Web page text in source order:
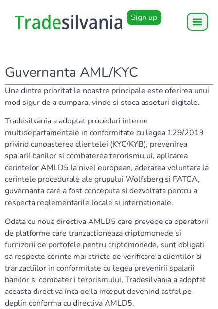
Sign up
Guvernanta AML/KYC
Una dintre prioritatile noastre principale este oferirea unui
mod sigur de a cumpara, vinde si stoca asseturi digitale.
Tradesilvania a adoptat proceduri interne
multidepartamentale in conformitate cu legea 129/2019
privind cunoasterea clientelei (KYC/KYB), prevenirea
spalarii banilor si combaterea terorismului, aplicarea
cerintelor AMLD5 la nivel european, aderarea voluntara la
cerintele procedurale ale grupului Wolfsberg si FATCA,
guvernanta care a fost conceputa si dezvoltata pentru a
respecta reglementarile locale si internationale.
Odata cu noua directiva AMLD5 care prevede ca operatorii
de platforme care tranzactioneaza criptomonede si
furnizorii de portofele pentru criptomonede, sunt obligati
sa respecte cerinte mai stricte de verificare a clientilor si
tranzactiilor in conformitate cu legea prevenirii spalarii
banilor si combaterii terorismului, Tradesilvania a adoptat
aceasta directiva inca de la inceput devenind astfel pe
deplin conforma cu directiva AMLD5.